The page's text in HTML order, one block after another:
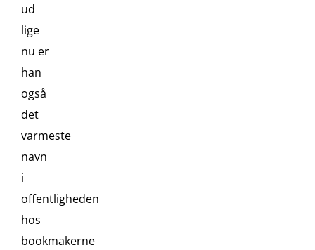
ud
lige
nu er
han
også
det
varmeste
navn
i
offentligheden
hos
bookmakerne